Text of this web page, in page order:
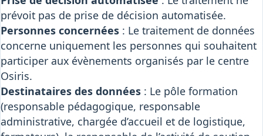
prévoit pas de prise de décision automatisée.
Personnes concernées : Le traitement de données
concerne uniquement les personnes qui souhaitent
participer aux évènements organisés par le centre
Osiris.
Destinataires des données : Le pôle formation
(responsable pédagogique, responsable
administrative, chargée d’accueil et de logistique,